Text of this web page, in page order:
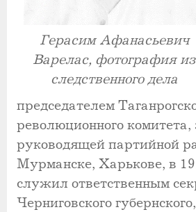
Герасим Афанасьевич
Варелас, фотография из
следственного дела
председателем
революционного
руководящей партийной
Мурманске, Харькове, в
служил ответственным
Черниговского